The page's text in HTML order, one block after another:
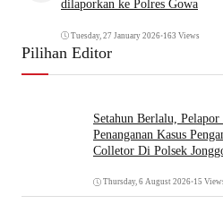
dilaporkan ke Polres Gowa
Tuesday, 27 January 2026•163 Views
Pilihan Editor
Setahun Berlalu, Pelapor
Penanganan Kasus
Colletor Di Polsek
Thursday, 6 August 2026•15